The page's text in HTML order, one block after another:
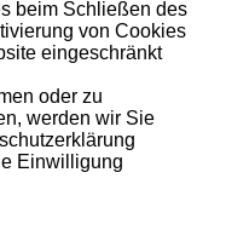
beim Schließen des
von Cookies
eingeschränkt
oder zu
werden wir Sie
Einwilligung